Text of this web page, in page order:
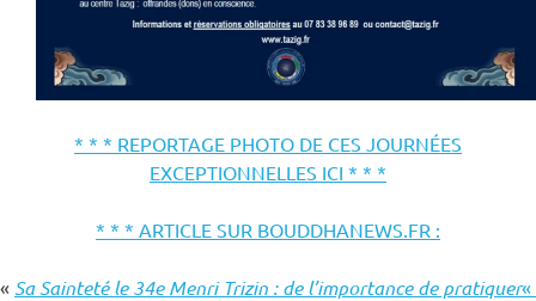
* * * REPORTAGE PHOTO DE CES JOURNÉES
EXCEPTIONNELLES ICI * * *
* * * ARTICLE SUR BOUDDHANEWS.FR :
« Sa Sainteté le 34e Menri Trizin : de l’importance de pratiquer«